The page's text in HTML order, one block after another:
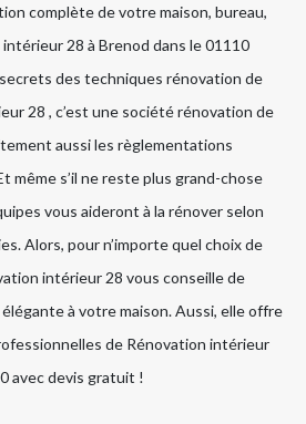
complète de votre maison, bureau,
28 à Brenod dans le 01110
des techniques rénovation de
28 , c’est une société rénovation de
aussi les règlementations
même s’il ne reste plus grand-chose
vous aideront à la rénover selon
Alors, pour n’importe quel choix de
intérieur 28 vous conseille de
à votre maison. Aussi, elle offre
de Rénovation intérieur
avec devis gratuit !